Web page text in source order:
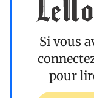
Si vous
pour